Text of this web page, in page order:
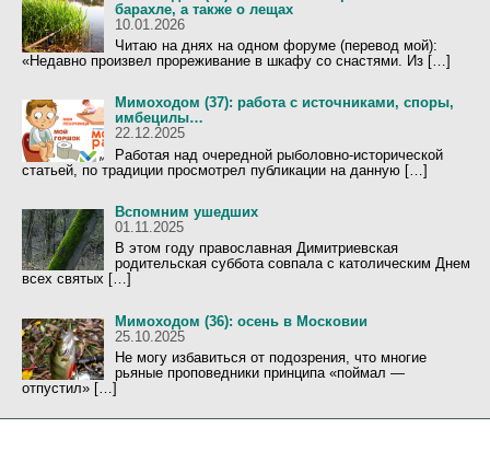
барахле, а также о лещах
10.01.2026
Читаю на днях на одном форуме (перевод мой):
«Недавно произвел прореживание в шкафу со снастями. Из […]
Мимоходом (37): работа с источниками, споры,
имбецилы…
22.12.2025
Работая над очередной рыболовно-исторической
статьей, по традиции просмотрел публикации на данную […]
Вспомним ушедших
01.11.2025
В этом году православная Димитриевская
родительская суббота совпала с католическим Днем
всех святых […]
Мимоходом (36): осень в Московии
25.10.2025
Не могу избавиться от подозрения, что многие
рьяные проповедники принципа «поймал —
отпустил» […]